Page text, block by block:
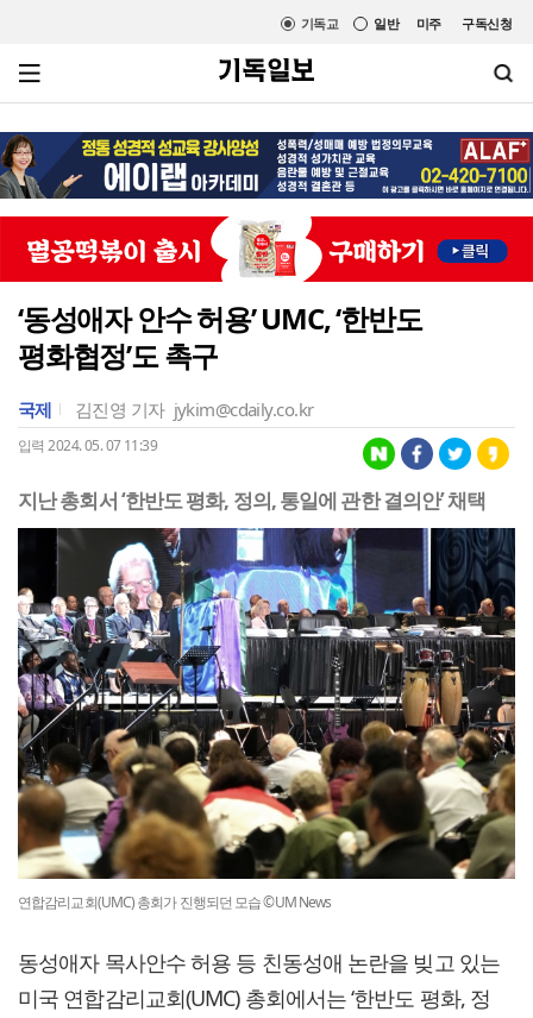
미주 구독신청
일반
기독교
‘동성애자 안수 허용’ UMC, ‘한반도
평화협정’도 촉구
국제 김진영 기자 jykim@cdaily.co.kr
입력 2024. 05. 07 11:39
지난 총회서 ‘한반도 평화, 정의, 통일에 관한 결의안’ 채택
연합감리교회(UMC) 총회가 진행되던 모습 ©UM News
동성애자 목사안수 허용 등 친동성애 논란을 빚고 있는
미국 연합감리교회(UMC) 총회에서는 ‘한반도 평화, 정